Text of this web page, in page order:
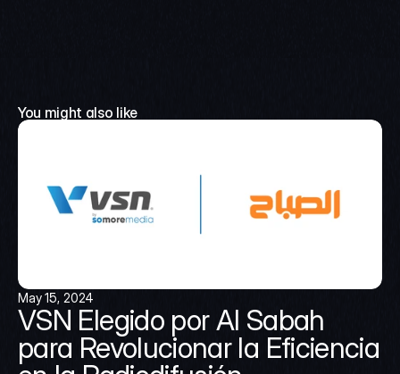
You might also like
May 15, 2024
VSN Elegido por Al Sabah
para Revolucionar la Eficiencia